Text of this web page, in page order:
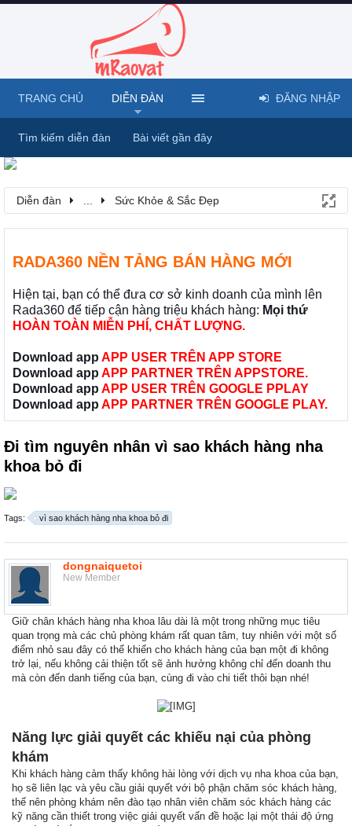
Diễn đàn Sức Khỏe & Sắc Đẹp
RADA360 NỀN TẢNG BÁN HÀNG MỚI
Hiện tại, bạn có thể đưa cơ sở kinh doanh của mình lên
Rada360 để tiếp cận hàng triệu khách hàng: Mọi thứ
HOÀN TOÀN MIỄN PHÍ, CHẤT LƯỢNG.
Download app APP USER TRÊN APP STORE
Download app APP PARTNER TRÊN APPSTORE.
Download app APP USER TRÊN GOOGLE PPLAY
Download app APP PARTNER TRÊN GOOGLE PLAY.
Đi tìm nguyên nhân vì sao khách hàng nha
khoa bỏ đi
Tags: vì sao khách hàng nha khoa bỏ đi
dongnaiquetoi
New Member
Giữ chân khách hàng nha khoa lâu dài là một trong những mục tiêu
quan trọng mà các chủ phòng khám rất quan tâm, tuy nhiên với một số
điểm nhỏ sau đây có thể khiến cho khách hàng của bạn một đi không
trở lại, nếu không cải thiện tốt sẽ ảnh hưởng không chỉ đến doanh thu
mà còn đến danh tiếng của bạn, cùng đi vào chi tiết thôi bạn nhé!
Năng lực giải quyết các khiếu nại của phòng
khám
Khi khách hàng cảm thấy không hài lòng với dịch vụ nha khoa của bạn,
họ sẽ liên lạc và yêu cầu giải quyết với bộ phận chăm sóc khách hàng,
thế nên phòng khám nên đào tạo nhân viên chăm sóc khách hàng các
kỹ năng cần thiết trong việc giải quyết vấn đề hoặc lại một thái độ ứng
TRANG CHỦ DIỄN ĐÀN
Tìm kiếm diễn đàn Bài viết gần đây
ĐĂNG NHẬP